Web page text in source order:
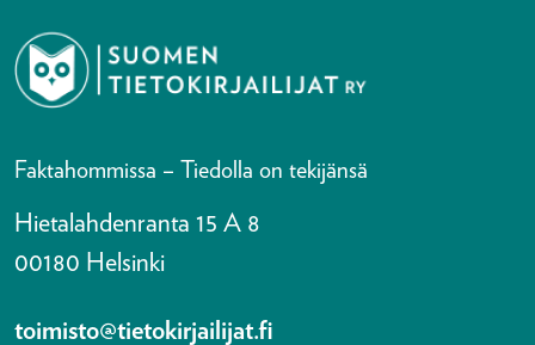
Faktahommissa – Tiedolla on tekijänsä
Hietalahdenranta 15 A 8
00180 Helsinki
toimisto@tietokirjailijat.fi